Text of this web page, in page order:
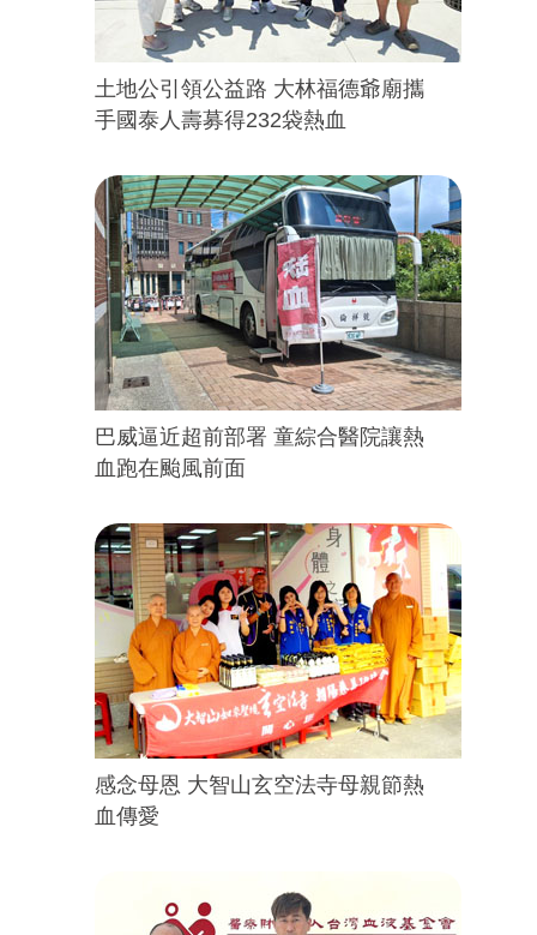
土地公引領公益路 大林福德爺廟攜
手國泰人壽募得232袋熱血
巴威逼近超前部署 童綜合醫院讓熱
血跑在颱風前面
感念母恩 大智山玄空法寺母親節熱
血傳愛